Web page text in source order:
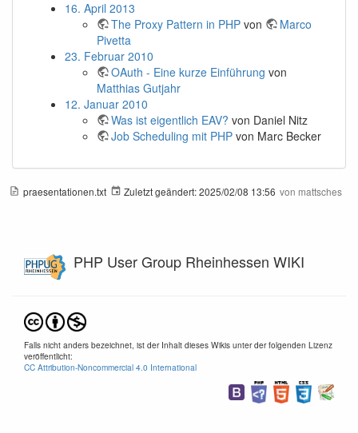
16. April 2013
The Proxy Pattern in PHP von
Marco
Pivetta
23. Februar 2010
OAuth - Eine kurze Einführung von
Matthias Gutjahr
12. Januar 2010
Was ist eigentlich EAV? von Daniel Nitz
Job Scheduling mit PHP von Marc Becker
praesentationen.txt Zuletzt geändert:2025/02/08 13:56 von mattsches
PHP User Group Rheinhessen WIKI
Falls nicht anders bezeichnet, ist der Inhalt dieses Wikis unter der folgenden Lizenz
veröffentlicht:
CC Attribution-Noncommercial 4.0 International